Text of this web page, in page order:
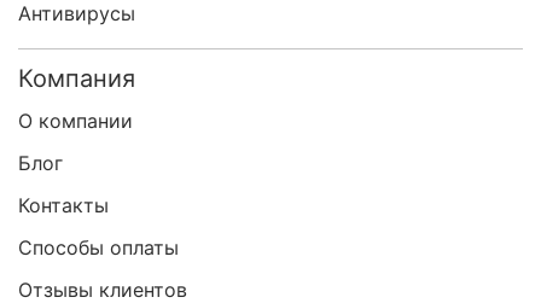
Антивирусы
Компания
О компании
Блог
Контакты
Способы оплаты
Отзывы клиентов